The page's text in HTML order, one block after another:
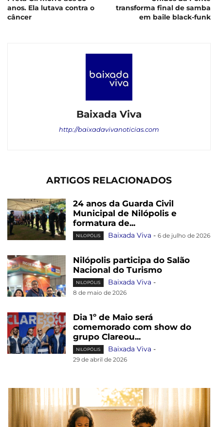
anos. Ela lutava contra o
câncer
transforma final de samba
em baile black-funk
Baixada Viva
http://baixadavivanoticias.com
ARTIGOS RELACIONADOS
24 anos da Guarda Civil
Municipal de Nilópolis e
formatura de...
NILOPÓLIS Baixada Viva - 6 de julho de 2026
Nilópolis participa do Salão
Nacional do Turismo
NILOPÓLIS Baixada Viva -
8 de maio de 2026
Dia 1º de Maio será
comemorado com show do
grupo Clareou...
NILOPÓLIS Baixada Viva -
29 de abril de 2026